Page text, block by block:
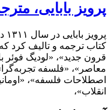
پرویز بابایی،
کتاب ترجمه و تالیف کرد
قرون جدید»، «لودیگ فوئر
معاصر»، «فلسفه
اصطلاحات فلسفه»،
انقلاب»،